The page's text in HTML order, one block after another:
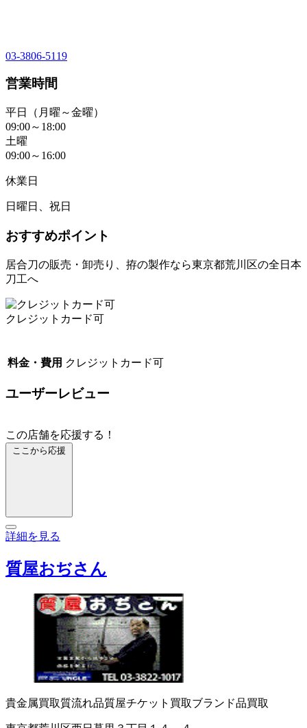
03-3806-5119
営業時間
平日（月曜～金曜）
09:00～18:00
土曜
09:00～16:00
休業日
日曜日、祝日
おすすめポイント
居合刀の販売・卸売り、拵の製作なら東京都荒川区の全日本
刀工へ
クレジットカード可
料金・費用 クレジットカード可
ユーザーレビュー
この店舗を応援する！
ここから応援
詳細を見る
質屋おぢさん
貴金属買取質流れ品質屋チケット買取ブランド品買取